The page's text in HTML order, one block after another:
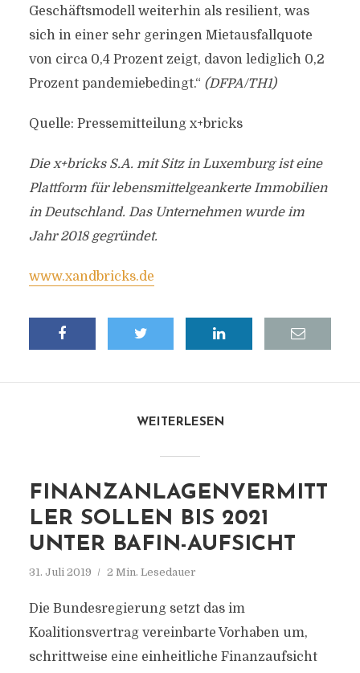
Geschäftsmodell weiterhin als resilient, was
sich in einer sehr geringen Mietausfallquote
von circa 0,4 Prozent zeigt, davon lediglich 0,2
Prozent pandemiebedingt.“ (DFPA/TH1)
Quelle: Pressemitteilung x+bricks
Die x+bricks S.A. mit Sitz in Luxemburg ist eine
Plattform für lebensmittelgeankerte Immobilien
in Deutschland. Das Unternehmen wurde im
Jahr 2018 gegründet.
www.xandbricks.de
WEITERLESEN
FINANZANLAGENVERMITT
LER SOLLEN BIS 2021
UNTER BAFIN-AUFSICHT
31. Juli 2019 2 Min. Lesedauer
Die Bundesregierung setzt das im
Koalitionsvertrag vereinbarte Vorhaben um,
schrittweise eine einheitliche Finanzaufsicht